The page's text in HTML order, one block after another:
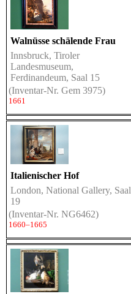
Walnüsse schälende Frau
Innsbruck, Tiroler
Landesmuseum,
Ferdinandeum, Saal 15
(Inventar-Nr. Gem 3975)
1661
Italienischer Hof
London, National Gallery, Saal
19
(Inventar-Nr. NG6462)
1660–1665